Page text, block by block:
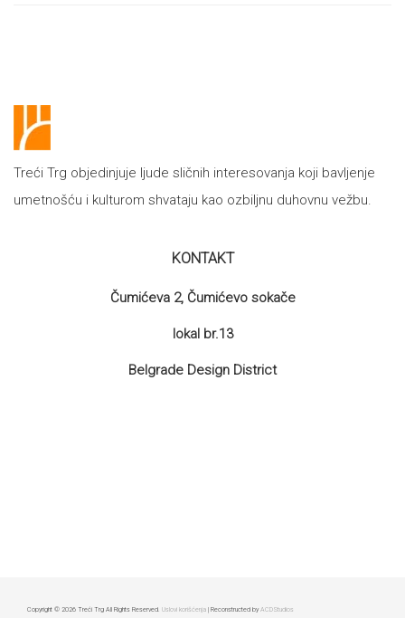
Treći Trg objedinjuje ljude sličnih interesovanja koji bavljenje
umetnošću i kulturom shvataju kao ozbiljnu duhovnu vežbu.
KONTAKT
Čumićeva 2, Čumićevo sokače
lokal br.13
Belgrade Design District
Copyright © 2026 Treći Trg All Rights Reserved. Uslovi korišćenja | Reconstructed byACDStudios